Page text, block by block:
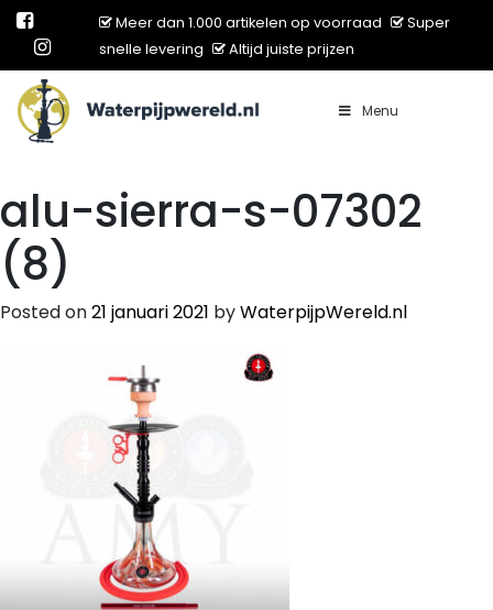
Meer dan 1.000 artikelen op voorraad
Super
snelle levering
Altijd juiste prijzen
Main Navigation Menu
alu-sierra-s-07302
(8)
Posted on21 januari 2021 byWaterpijpWereld.nl